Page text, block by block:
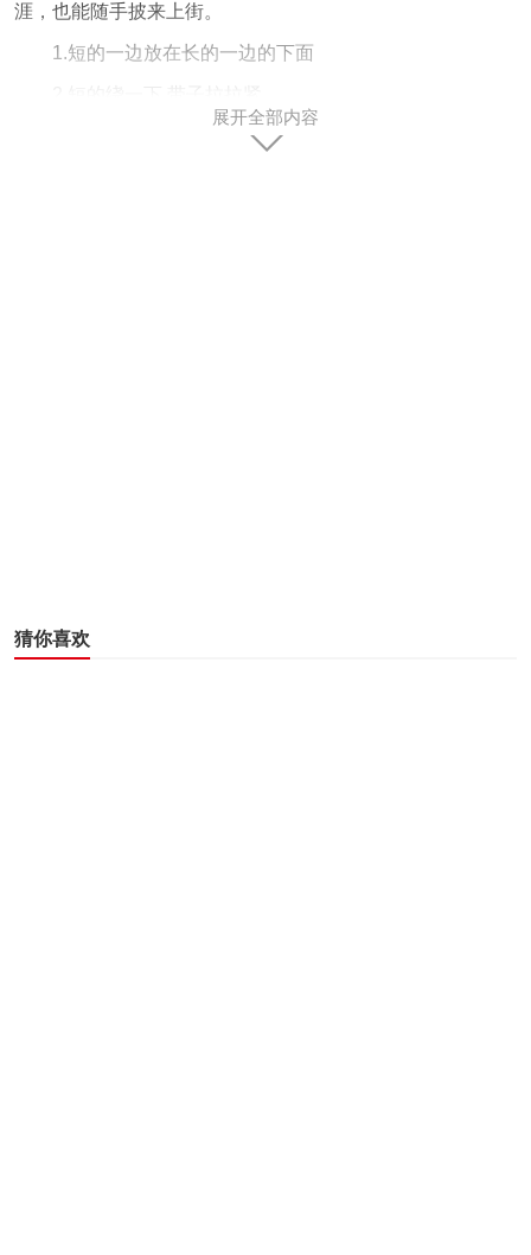
涯，也能随手披来上街。
1.短的一边放在长的一边的下面
展开全部内容
猜你喜欢